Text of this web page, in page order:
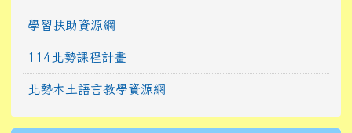
學習扶助資源網
114北勢課程計畫
北勢本土語言教學資源網